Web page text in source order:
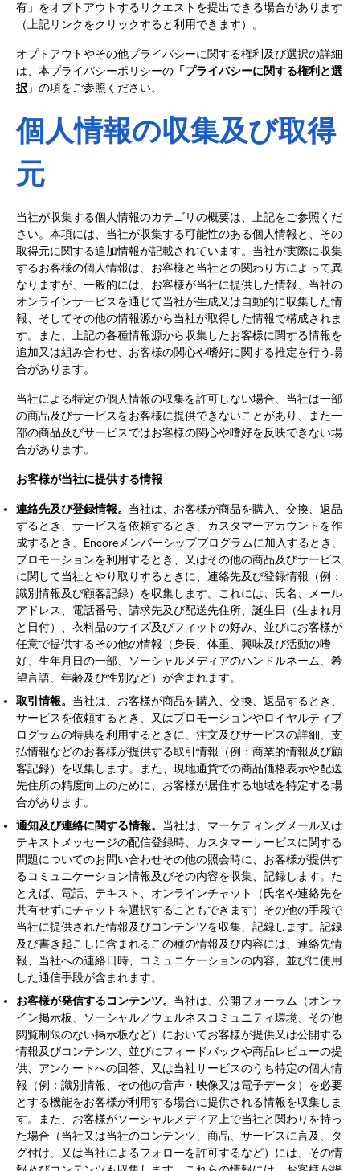
有」をオプトアウトするリクエストを提出できる場合があります
（上記リンクをクリックすると利用できます）。
オプトアウトやその他プライバシーに関する権利及び選択の詳細
は、本プライバシーポリシーの 「プライバシーに関する権利と選
択 」の項をご参照ください。
個人情報の収集及び取得
元
当社が収集する個人情報のカテゴリの概要は、上記をご参照くだ
さい。本項には、当社が収集する可能性のある個人情報と、その
取得元に関する追加情報が記載されています。当社が実際に収集
するお客様の個人情報は、お客様と当社との関わり方によって異
なりますが、一般的には、お客様が当社に提供した情報、当社の
オンラインサービスを通じて当社が生成又は自動的に収集した情
報、そしてその他の情報源から当社が取得した情報で構成されま
す。また、上記の各種情報源から収集したお客様に関する情報を
追加又は組み合わせ、お客様の関心や嗜好に関する推定を行う場
合があります。
当社による特定の個人情報の収集を許可しない場合、当社は一部
の商品及びサービスをお客様に提供できないことがあり、また一
部の商品及びサービスではお客様の関心や嗜好を反映できない場
合があります。
お客様が当社に提供する情報
連絡先及び登録情報。 当社は、お客様が商品を購入、交換、返品
するとき、サービスを依頼するとき、カスタマーアカウントを作
成するとき、Encoreメンバーシッププログラムに加入するとき、
プロモーションを利用するとき、又はその他の商品及びサービス
に関して当社とやり取りするときに、連絡先及び登録情報（例：
識別情報及び顧客記録）を収集します。これには、氏名、メール
アドレス、電話番号、請求先及び配送先住所、誕生日（生まれ月
と日付）、衣料品のサイズ及びフィットの好み、並びにお客様が
任意で提供するその他の情報（身長、体重、興味及び活動の嗜
好、生年月日の一部、ソーシャルメディアのハンドルネーム、希
望言語、年齢及び性別など）が含まれます。
取引情報。 当社は、お客様が商品を購入、交換、返品するとき、
サービスを依頼するとき、又はプロモーションやロイヤルティプ
ログラムの特典を利用するときに、注文及びサービスの詳細、支
払情報などのお客様が提供する取引情報（例：商業的情報及び顧
客記録）を収集します。また、現地通貨での商品価格表示や配送
先住所の精度向上のために、お客様が居住する地域を特定する場
合があります。
通知及び連絡に関する情報。 当社は、マーケティングメール又は
テキストメッセージの配信登録時、カスタマーサービスに関する
問題についてのお問い合わせその他の照会時に、お客様が提供す
るコミュニケーション情報及びその内容を収集、記録します。た
とえば、電話、テキスト、オンラインチャット（氏名や連絡先を
共有せずにチャットを選択することもできます）その他の手段で
当社に提供された情報及びコンテンツを収集、記録します。記録
及び書き起こしに含まれるこの種の情報及び内容には、連絡先情
報、当社への連絡日時、コミュニケーションの内容、並びに使用
した通信手段が含まれます。
お客様が発信するコンテンツ。 当社は、公開フォーラム（オンラ
イン掲示板、ソーシャル／ウェルネスコミュニティ環境、その他
閲覧制限のない掲示板など）においてお客様が提供又は公開する
情報及びコンテンツ、並びにフィードバックや商品レビューの提
供、アンケートへの回答、又は当社サービスのうち特定の個人情
報（例：識別情報、その他の音声・映像又は電子データ）を必要
とする機能をお客様が利用する場合に提供される情報を収集しま
す。また、お客様がソーシャルメディア上で当社と関わりを持っ
た場合（当社又は当社のコンテンツ、商品、サービスに言及、タ
グ付け、又は当社によるフォローを許可するなど）には、その情